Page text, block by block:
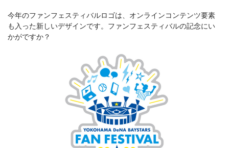
今年のファンフェスティバルロゴは、オンラインコンテンツ要素
も入った新しいデザインです。ファンフェスティバルの記念にい
かがですか？